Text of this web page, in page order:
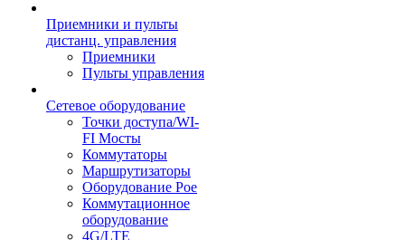
Приемники и пульты
дистанц. управления
Приемники
Пульты управления
Сетевое оборудование
Точки доступа/WI-
FI Мосты
Коммутаторы
Маршрутизаторы
Оборудование Poe
Коммутационное
оборудование
4G/LTE